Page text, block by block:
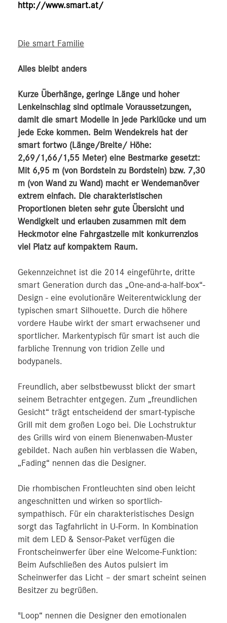
http://www.smart.at/
Die smart Familie
Alles bleibt anders
Kurze Überhänge, geringe Länge und hoher
Lenkeinschlag sind optimale Voraussetzungen,
damit die smart Modelle in jede Parklücke und um
jede Ecke kommen. Beim Wendekreis hat der
smart fortwo (Länge/Breite/ Höhe:
2,69/1,66/1,55 Meter) eine Bestmarke gesetzt:
Mit 6,95 m (von Bordstein zu Bordstein) bzw. 7,30
m (von Wand zu Wand) macht er Wendemanöver
extrem einfach. Die charakteristischen
Proportionen bieten sehr gute Übersicht und
Wendigkeit und erlauben zusammen mit dem
Heckmotor eine Fahrgastzelle mit konkurrenzlos
viel Platz auf kompaktem Raum.
Gekennzeichnet ist die 2014 eingeführte, dritte
smart Generation durch das „One-and-a-half-box“-
Design - eine evolutionäre Weiterentwicklung der
typischen smart Silhouette. Durch die höhere
vordere Haube wirkt der smart erwachsener und
sportlicher. Markentypisch für smart ist auch die
farbliche Trennung von tridion Zelle und
bodypanels.
Freundlich, aber selbstbewusst blickt der smart
seinem Betrachter entgegen. Zum „freundlichen
Gesicht“ trägt entscheidend der smart-typische
Grill mit dem großen Logo bei. Die Lochstruktur
des Grills wird von einem Bienenwaben-Muster
gebildet. Nach außen hin verblassen die Waben,
„Fading“ nennen das die Designer.
Die rhombischen Frontleuchten sind oben leicht
angeschnitten und wirken so sportlich-
sympathisch. Für ein charakteristisches Design
sorgt das Tagfahrlicht in U-Form. In Kombination
mit dem LED & Sensor-Paket verfügen die
Frontscheinwerfer über eine Welcome-Funktion:
Beim Aufschließen des Autos pulsiert im
Scheinwerfer das Licht – der smart scheint seinen
Besitzer zu begrüßen.
"Loop“ nennen die Designer den emotionalen